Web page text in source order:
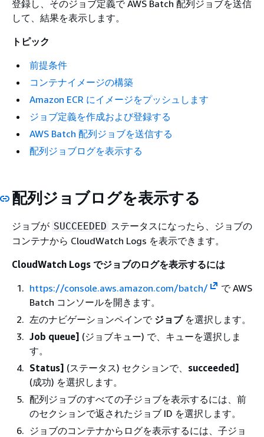
登録し、そのジョブ定義で AWS Batch 配列ジョブを送信
して、結果を表示します。
トピック
前提条件
コンテナイメージの構築
Amazon ECR にイメージをプッシュします
ジョブ定義を作成および登録する
AWS Batch 配列ジョブを送信する
配列ジョブログを表示する
配列ジョブログを表示する
ジョブが SUCCEEDED ステータスになったら、ジョブの
コンテナから CloudWatch Logs を表示できます。
CloudWatch Logs でジョブのログを表示するには
https://console.aws.amazon.com/batch/
で AWS
Batch コンソールを開きます。
左のナビゲーションペインで ジョブを選択します。
Job queue] (ジョブキュー) で、キューを選択しま
す。
Status] (ステータス) セクションで、 succeeded]
(成功) を選択します。
配列ジョブのすべての子ジョブを表示するには、前
のセクションで返されたジョブ ID を選択します。
ジョブのコンテナからログを表示するには、子ジョ